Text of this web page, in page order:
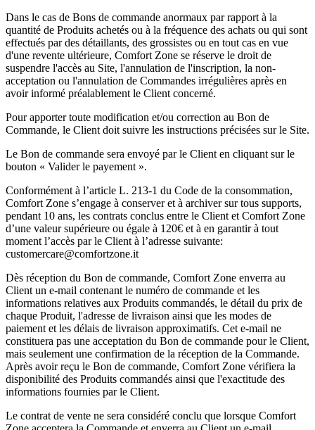
Dans le cas de Bons de commande anormaux par rapport à la
quantité de Produits achetés ou à la fréquence des achats ou qui sont
effectués par des détaillants, des grossistes ou en tout cas en vue
d'une revente ultérieure, Comfort Zone se réserve le droit de
suspendre l'accès au Site, l'annulation de l'inscription, la non-
acceptation ou l'annulation de Commandes irrégulières après en
avoir informé préalablement le Client concerné.
Pour apporter toute modification et/ou correction au Bon de
Commande, le Client doit suivre les instructions précisées sur le Site.
Le Bon de commande sera envoyé par le Client en cliquant sur le
bouton « Valider le payement ».
Conformément à l’article L. 213-1 du Code de la consommation,
Comfort Zone s’engage à conserver et à archiver sur tous supports,
pendant 10 ans, les contrats conclus entre le Client et Comfort Zone
d’une valeur supérieure ou égale à 120€ et à en garantir à tout
moment l’accès par le Client à l’adresse suivante:
customercare@comfortzone.it
Dès réception du Bon de commande, Comfort Zone enverra au
Client un e-mail contenant le numéro de commande et les
informations relatives aux Produits commandés, le détail du prix de
chaque Produit, l'adresse de livraison ainsi que les modes de
paiement et les délais de livraison approximatifs. Cet e-mail ne
constituera pas une acceptation du Bon de commande pour le Client,
mais seulement une confirmation de la réception de la Commande.
Après avoir reçu le Bon de commande, Comfort Zone vérifiera la
disponibilité des Produits commandés ainsi que l'exactitude des
informations fournies par le Client.
Le contrat de vente ne sera considéré conclu que lorsque Comfort